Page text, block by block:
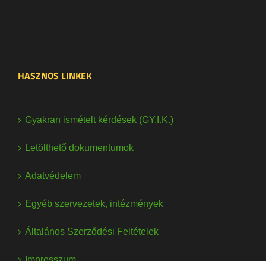
HASZNOS LINKEK
Gyakran ismételt kérdések (GY.I.K.)
Letölthető dokumentumok
Adatvédelem
Egyéb szervezetek, intézmények
Általános Szerződési Feltételek